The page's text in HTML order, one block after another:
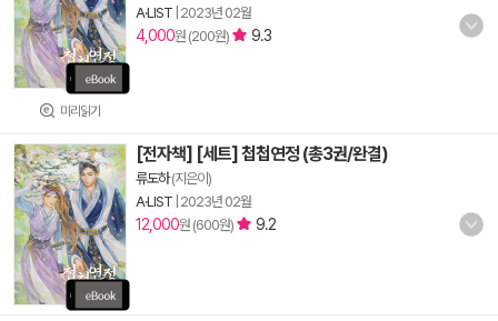
미리읽기
A·LIST 2023년 02월
4,000원 (200원) 9.3
[전자책] [세트] 첩첩연정 (총3권/완결)
류도하(지은이)
A·LIST 2023년 02월
12,000원 (600원) 9.2